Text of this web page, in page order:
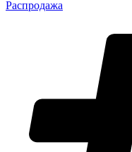
Распродажа